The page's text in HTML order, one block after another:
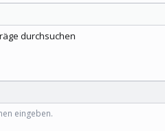
durchsuchen
eingeben.